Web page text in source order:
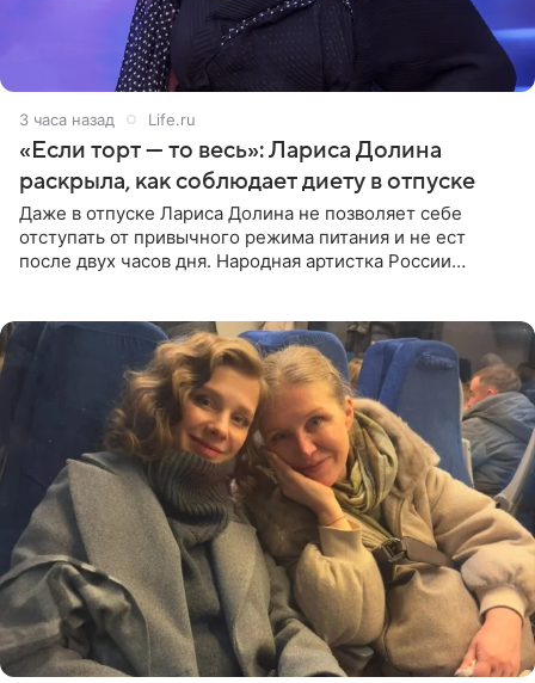
3 часа назад Life.ru
«Если торт — то весь»: Лариса Долина
раскрыла, как соблюдает диету в отпуске
Даже в отпуске Лариса Долина не позволяет себе
отступать от привычного режима питания и не ест
после двух часов дня. Народная артистка России